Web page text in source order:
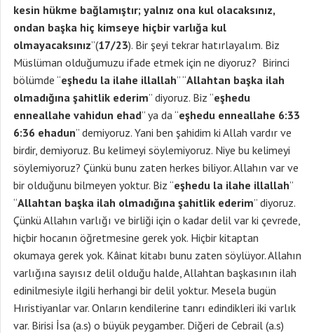
kesin hükme bağlamıştır; yalnız ona kul olacaksınız,
ondan başka hiç kimseye hiçbir varlığa kul
olmayacaksınız”(17/23). Bir şeyi tekrar hatırlayalım. Biz
Müslüman olduğumuzu ifade etmek için ne diyoruz? Birinci
bölümde “eşhedu la ilahe illallah” “Allahtan başka ilah
olmadığına şahitlik ederim” diyoruz. Biz “eşhedu
enneallahe vahidun ehad” ya da “eşhedu enneallahe 6:33
6:36 ehadun” demiyoruz. Yani ben şahidim ki Allah vardır ve
birdir, demiyoruz. Bu kelimeyi söylemiyoruz. Niye bu kelimeyi
söylemiyoruz? Çünkü bunu zaten herkes biliyor. Allahın var ve
bir olduğunu bilmeyen yoktur. Biz “eşhedu la ilahe illallah”
“Allahtan başka ilah olmadığına şahitlik ederim” diyoruz.
Çünkü Allahın varlığı ve birliği için o kadar delil var ki çevrede,
hiçbir hocanın öğretmesine gerek yok. Hiçbir kitaptan
okumaya gerek yok. Kâinat kitabı bunu zaten söylüyor. Allahın
varlığına sayısız delil olduğu halde, Allahtan başkasının ilah
edinilmesiyle ilgili herhangi bir delil yoktur. Mesela bugün
Hıristiyanlar var. Onların kendilerine tanrı edindikleri iki varlık
var. Birisi İsa (a.s) o büyük peygamber. Diğeri de Cebrail (a.s)